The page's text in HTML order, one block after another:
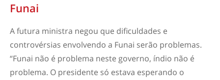
Funai
A futura ministra negou que dificuldades e
controvérsias envolvendo a Funai serão problemas.
“Funai não é problema neste governo, índio não é
problema. O presidente só estava esperando o